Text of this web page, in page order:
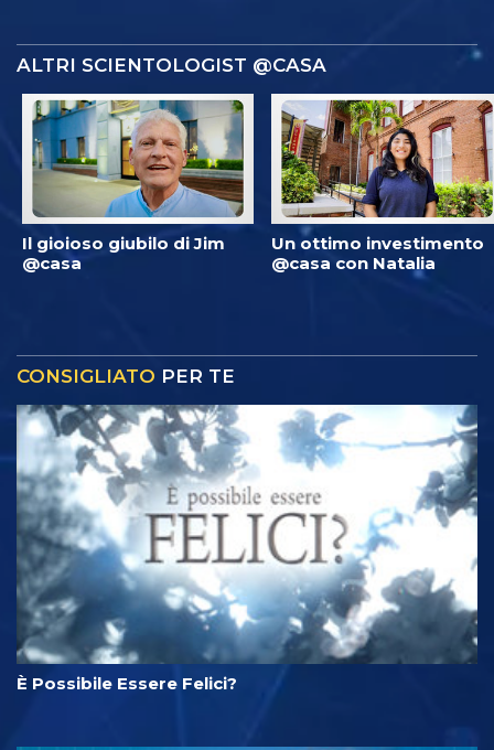
ALTRI SCIENTOLOGIST @CASA
Il gioioso giubilo di Jim
@casa
Un ottimo investimento
@casa con Natalia
CONSIGLIATO PER TE
È Possibile Essere Felici?